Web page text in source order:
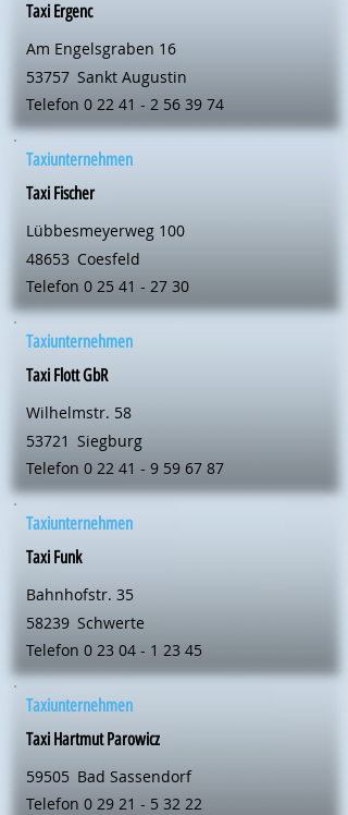
Taxi Ergenc
Am Engelsgraben 16
53757 Sankt Augustin
Telefon 0 22 41 - 2 56 39 74
Taxiunternehmen
Taxi Fischer
Lübbesmeyerweg 100
48653 Coesfeld
Telefon 0 25 41 - 27 30
Taxiunternehmen
Taxi Flott GbR
Wilhelmstr. 58
53721 Siegburg
Telefon 0 22 41 - 9 59 67 87
Taxiunternehmen
Taxi Funk
Bahnhofstr. 35
58239 Schwerte
Telefon 0 23 04 - 1 23 45
Taxiunternehmen
Taxi Hartmut Parowicz
59505 Bad Sassendorf
Telefon 0 29 21 - 5 32 22